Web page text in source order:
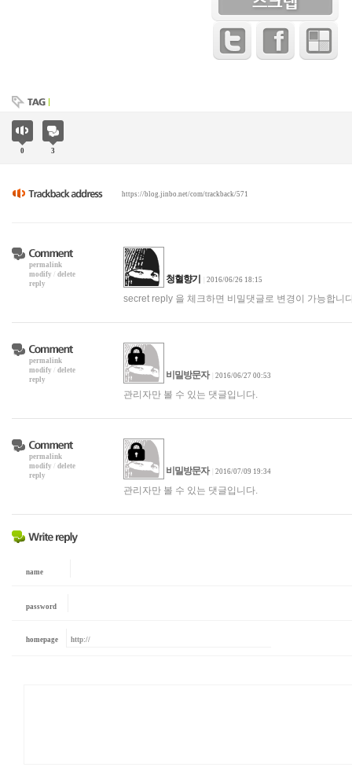
0 3
https://blog.jinbo.net/com/trackback/571
permalink
modify
delete
reply
청혈향기 2016/06/26 18:15
secret reply 을 체크하면 비밀댓글로 변경이 가능합니
permalink
modify
delete
reply
비밀방문자 2016/06/27 00:53
관리자만 볼 수 있는 댓글입니다.
permalink
modify
delete
reply
비밀방문자 2016/07/09 19:34
관리자만 볼 수 있는 댓글입니다.
name
password
homepage